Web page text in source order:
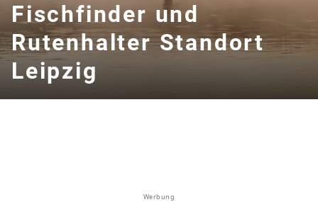
Fischfinder und
Rutenhalter Standort
Leipzig
Werbung